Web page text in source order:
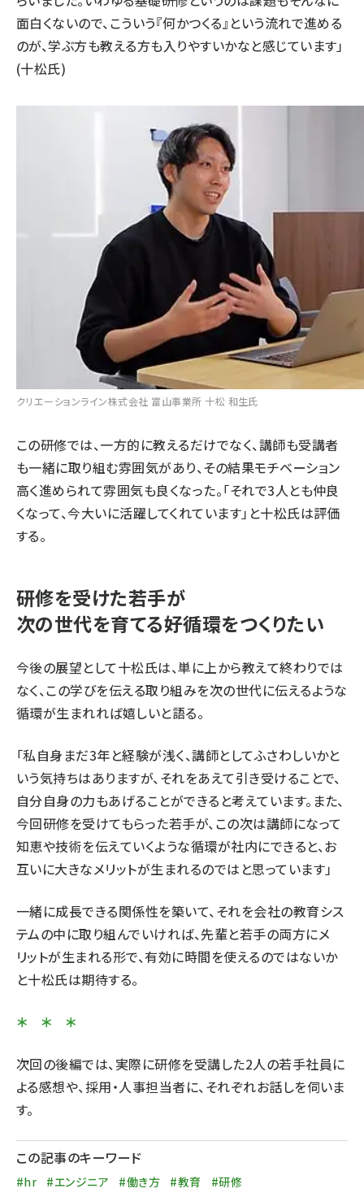
面白くないので、こういう『何かつくる』という流れで進める
のが、学ぶ方も教える方も入りやすいかなと感じています」
(十松氏)
クリエーションライン株式会社 富山事業所 十松 和生氏
この研修では、一方的に教えるだけでなく、講師も受講者
も一緒に取り組む雰囲気があり、その結果モチベーション
高く進められて雰囲気も良くなった。「それで3人とも仲良
くなって、今大いに活躍してくれています」と十松氏は評価
する。
研修を受けた若手が
次の世代を育てる好循環をつくりたい
今後の展望として十松氏は、単に上から教えて終わりでは
なく、この学びを伝える取り組みを次の世代に伝えるような
循環が生まれれば嬉しいと語る。
「私自身まだ3年と経験が浅く、講師としてふさわしいかと
いう気持ちはありますが、それをあえて引き受けることで、
自分自身の力もあげることができると考えています。また、
今回研修を受けてもらった若手が、この次は講師になって
知恵や技術を伝えていくような循環が社内にできると、お
互いに大きなメリットが生まれるのではと思っています」
一緒に成長できる関係性を築いて、それを会社の教育シス
テムの中に取り組んでいければ、先輩と若手の両方にメ
リットが生まれる形で、有効に時間を使えるのではないか
と十松氏は期待する。
＊ ＊ ＊
次回の後編では、実際に研修を受講した2人の若手社員に
よる感想や、採用・人事担当者に、それぞれお話しを伺いま
す。
この記事のキーワード
#hr #エンジニア #働き方 #教育 #研修